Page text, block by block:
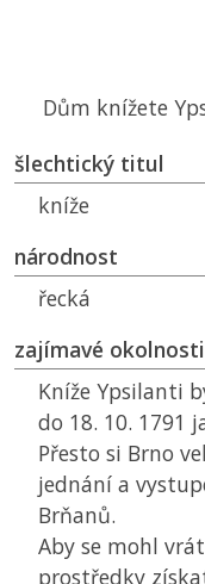
Dům knížete
šlechtický titul
kníže
národnost
řecká
zajímavé okolnosti
Kníže Ypsilanti
do 18. 10. 1791
Přesto si Brno
jednání a
Brňanů.
Aby se mohl
prostředky